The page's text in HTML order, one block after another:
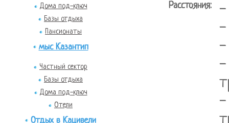
Дома под-ключ
Базы отдыха
Пансионаты
мыс Казантип
Частный сектор
Базы отдыха
Дома под-ключ
Отели
Отдых в Кацивели
Расстояния:
-
-
-
-
-